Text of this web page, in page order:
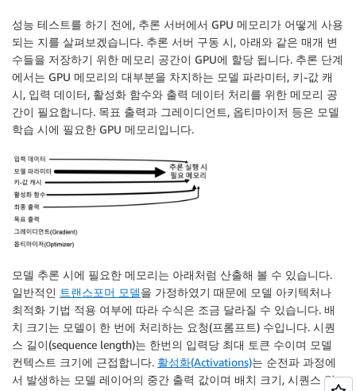
성능 테스트를 하기 전에, 추론 서버에서 GPU 메모리가 어떻게 사용
되는 지를 살펴보겠습니다. 추론 서버 구동 시, 아래와 같은 매개 변
수들을 저장하기 위한 메모리 공간이 GPU에 할당 됩니다. 추론 단계
에서는 GPU 메모리의 대부분을 차지하는 모델 파라미터, 키-값 캐
시, 입력 데이터, 활성화 함수와 출력 데이터 처리를 위한 메모리 공
간이 필요합니다. 목표 출력과 그레이디언트, 옵티마이저 등은 모델
학습 시에 필요한 GPU 메모리입니다.
모델 추론 시에 필요한 메모리는 아래처럼 산출해 볼 수 있습니다.
일반적인 트랜스포머 모델을 가정하였기 때문에 모델 아키텍처나
최적화 기법 적용 여부에 따라 수식은 조금 달라질 수 있습니다. 배
치 크기는 모델이 한 번에 처리하는 요청(프롬프트) 수입니다. 시퀀
스 길이(sequence length)는 한번의 입력당 최대 토큰 수이며 모델
컨텍스트 크기에 근접합니다. 활성화(Activations)는 순전파 과정에
서 발생하는 모델 레이어의 중간 출력 값이며 배치 크기, 시퀀스 길